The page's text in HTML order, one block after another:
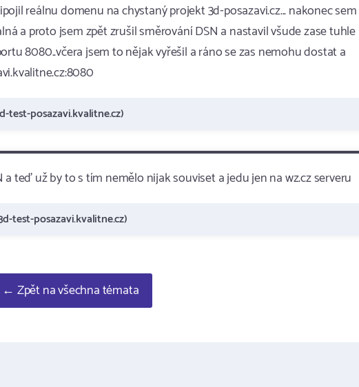
reálnu domenu na chystaný projekt 3d-posazavi.cz... nakonec sem
a proto jsem zpět zrušil směrování DSN a nastavil všude zase tuhle
8080..včera jsem to nějak vyřešil a ráno se zas nemohu dostat a
test-posazavi.kvalitne.cz)
teď už by to s tím nemělo nijak souviset a jedu jen na wz.cz serveru
test-posazavi.kvalitne.cz)
← Zpět na všechna témata